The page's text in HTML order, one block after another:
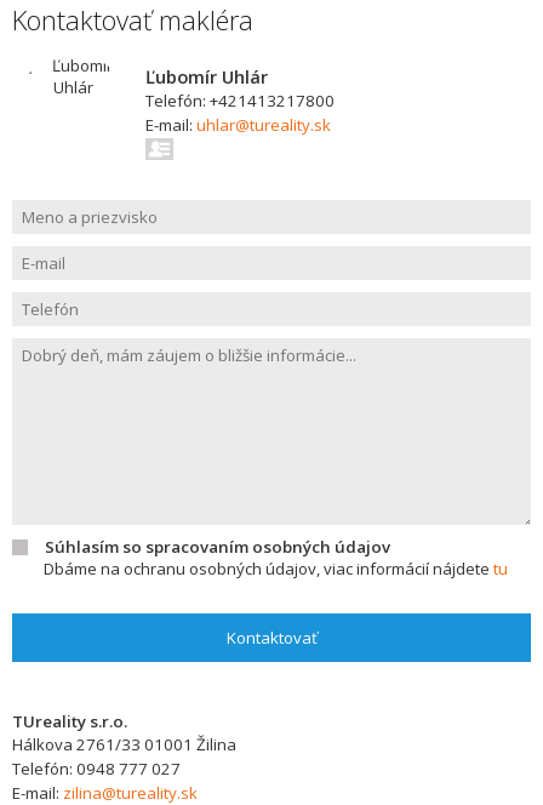
Kontaktovať makléra
Ľubomír Uhlár
Telefón: +421413217800
E-mail: uhlar@tureality.sk
Súhlasím so spracovaním osobných údajov
Dbáme na ochranu osobných údajov, viac informácií nájdete tu
Kontaktovať
TUreality s.r.o.
Hálkova 2761/33 01001 Žilina
Telefón: 0948 777 027
E-mail: zilina@tureality.sk